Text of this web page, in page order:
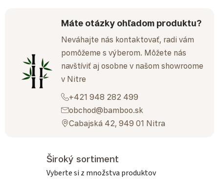
Máte otázky ohľadom produktu?
Neváhajte nás kontaktovať, radi vám
pomôžeme s výberom. Môžete nás
navštíviť aj osobne v našom showroome
v Nitre
+421 948 282 499
obchod@bamboo.sk
Cabajská 42, 949 01 Nitra
Široký sortiment
Vyberte si z množstva produktov